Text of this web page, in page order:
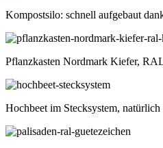
Kompostsilo: schnell aufgebaut
Pflanzkasten Nordmark Kiefer,
Hochbeet im Stecksystem,